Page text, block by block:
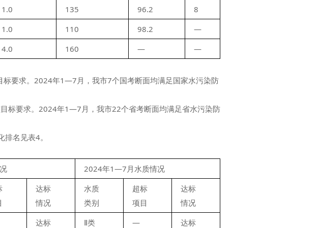
1.0 135 96.2
8
1.0 110 98.2
—
4.0 160 —
—
要求。2024年1—7月，我市7个国考断面均满足国家水污染防
标要求。2024年1—7月，我市22个省考断面均满足省水污染防
名见表4。
2024年1—7月水质情况
达标
情况
水质
类别
超标
项目
达标
情况
达标 Ⅱ类 —
达标